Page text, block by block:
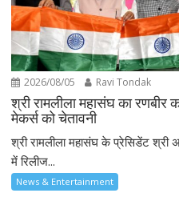
2026/08/05 Ravi Tondak
श्री रामलीला महासंघ का
मेकर्स को चेतावनी
श्री रामलीला महासंघ के प्रेसिडेंट श्री
में रिलीज...
News & Entertainment